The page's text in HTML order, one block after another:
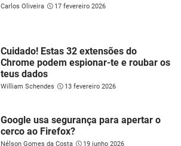
Carlos Oliveira 17 fevereiro 2026
Cuidado! Estas 32 extensões do
Chrome podem espionar-te e roubar os
teus dados
William Schendes 13 fevereiro 2026
Google usa segurança para apertar o
cerco ao Firefox?
Nélson Gomes da Costa 19 junho 2026